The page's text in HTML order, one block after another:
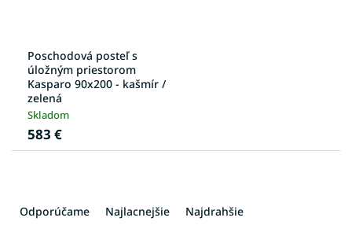
Poschodová posteľ s
úložným priestorom
Kasparo 90x200 - kašmír /
zelená
Skladom
583 €
aOdporúčame Najlacnejšie Najdrahšie